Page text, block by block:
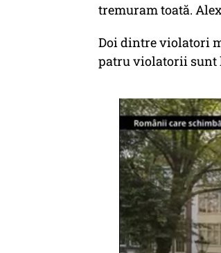
tremuram toată.
Doi dintre violatori
patru violatorii sunt